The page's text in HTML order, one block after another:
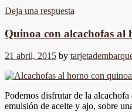
Deja una respuesta
Quinoa con alcachofas al
21 abril, 2015 by
Podemos disfrutar de la
emulsión de aceite y ajo, sobre